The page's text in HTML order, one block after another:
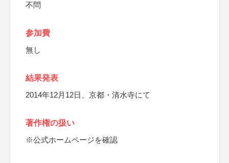
不問
参加費
無し
結果発表
2014年12月12日、京都・清水寺にて
著作権の扱い
※公式ホームページを確認